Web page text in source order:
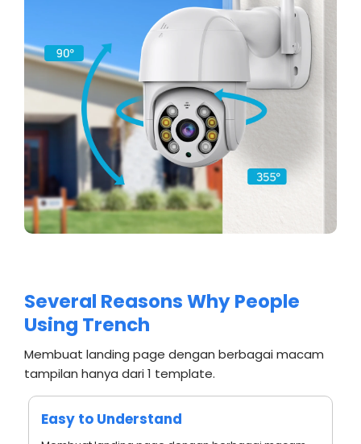
Several Reasons Why People
Using Trench
Membuat landing page dengan berbagai macam
tampilan hanya dari 1 template.
Easy to Understand